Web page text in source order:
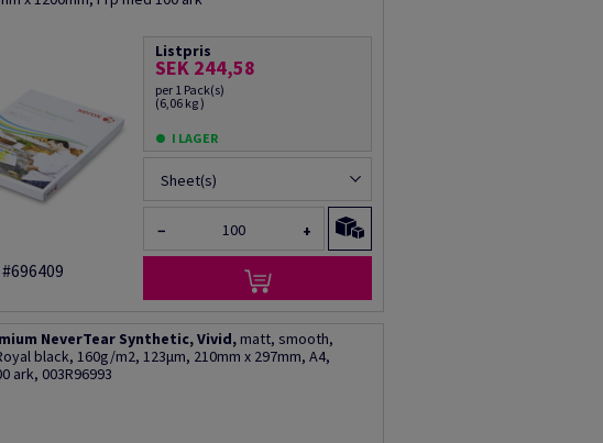
#696409
Listpris
SEK 244,58
per 1 Pack(s)
(6,06 kg )
I LAGER
Sheet(s)
− +
NeverTear Synthetic, Vivid,matt, smooth,
black, 160g/m2, 123µm, 210mm x 297mm, A4,
ark, 003R96993